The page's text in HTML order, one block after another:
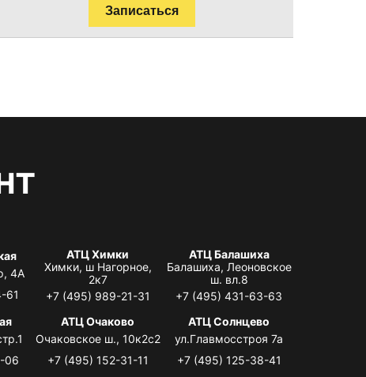
Записаться
4А
61
АТЦ Химки
Химки, ш Нагорное,
2к7
+7 (495) 989-21-31
АТЦ Балашиха
Балашиха, Леоновское
ш. вл.8
+7 (495) 431-63-63
06
АТЦ Очаково
Очаковское ш., 10к2с2
+7 (495) 152-31-11
АТЦ Солнцево
ул.Главмосстроя 7а
+7 (495) 125-38-41